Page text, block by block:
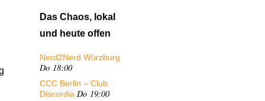
Das Chaos, lokal
und heute offen
Nerd2Nerd Würzburg
Do 18:00
CCC Berlin – Club
Discordia Do 19:00